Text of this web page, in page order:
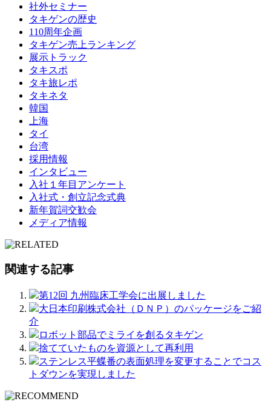
社外セミナー
タキゲンの歴史
110周年企画
タキゲン売上ランキング
展示トラック
タキスポ
タキ旅レポ
タキネタ
韓国
上海
タイ
台湾
採用情報
インタビュー
入社１年目アンケート
入社式・創立記念式典
新年賀詞交歓会
メディア情報
関連する記事
第12回 九州臨床工学会に出展しました
大日本印刷株式会社（ＤＮＰ）のパッケージをご紹
介
ロボット部品でミライを創るタキゲン
捨てていたものを資源として再利用
ステンレス平蝶番の表面処理を変更することでコス
トダウンを実現しました